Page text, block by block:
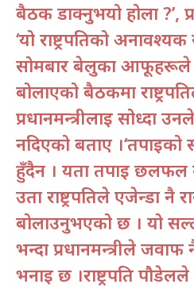
बैठक डाक्नुभयो होला ?’,
‘यो राष्ट्रपतिको
सोमबार बेलुका आफूहरूले
बोलाएको बैठकमा
प्रधानमन्त्रीलाई सोध्दा
नदिएको बताए
हुँदैन । यता तपाई छलफल
उता राष्ट्रपतिले एजेन्डा नै
बोलाउनुभएको छ । यो
भन्दा प्रधानमन्त्रीले
भनाइ छ ।राष्ट्रपति